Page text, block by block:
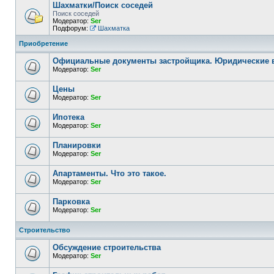
Шахматки/Поиск соседей
Поиск соседей
Модератор: Ser
Подфорум:
Шахматка
Приобретение
Официальные документы застройщика. Юридические
Модератор: Ser
Цены
Модератор: Ser
Ипотека
Модератор: Ser
Планировки
Модератор: Ser
Апартаменты. Что это такое.
Модератор: Ser
Парковка
Модератор: Ser
Строительство
Обсуждение строительства
Модератор: Ser